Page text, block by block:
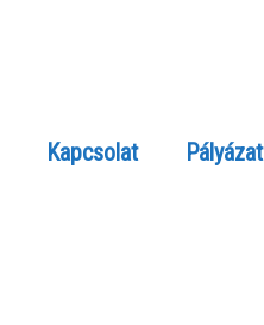
Kapcsolat Pályázat